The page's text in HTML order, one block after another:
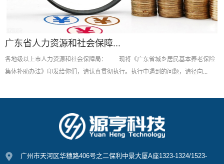
广东省人力资源和社会保障...
各地级以上市人力资源和社会保障局： 现将《广东省城乡居民基本养老保险
集体补助办法》印发给你们，请认真贯彻执行。执行中遇到的问题，请径向...
广州市天河区华穗路406号之二保利中景大厦A座1323-1324/1523-